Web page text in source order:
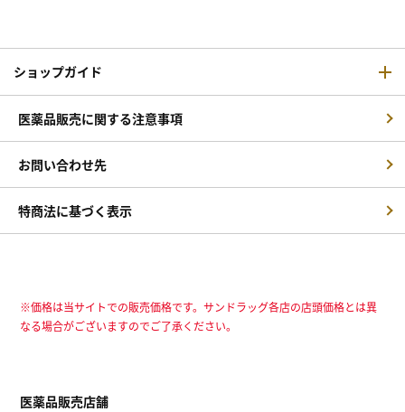
ショップガイド
医薬品販売に関する注意事項
お問い合わせ先
特商法に基づく表示
※価格は当サイトでの販売価格です。サンドラッグ各店の店頭価格とは異
なる場合がございますのでご了承ください。
医薬品販売店舗